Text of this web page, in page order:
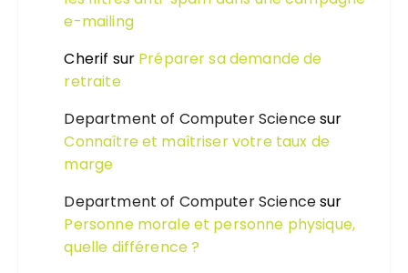
e-mailing
Cherif sur Préparer sa demande de
retraite
Department of Computer Sciencesur
Connaître et maîtriser votre taux de
marge
Department of Computer Sciencesur
Personne morale et personne physique,
quelle différence ?